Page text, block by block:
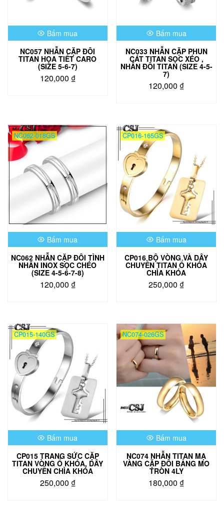
chọn
trên
trang
sản
phẩm
chọn
trên
sản
phẩm
Bấm mua
NC057 NHẪN CẶP ĐÔI
TITAN HỌA TIẾT CARO
(SIZE 5-6-7)
120,000 ₫
có
nhiều
Các
tùy
chọn
có
thể
được
chọn
trên
trang
sản
phẩm
Bấm mua
NC033 NHẪN CẶP PHUN
CÁT TITAN SỌC XÉO ,
NHẪN ĐÔI TITAN (SIZE 4-5-
7)
120,000 ₫
có
nhiều
biến
thể.
Các
tùy
chọn
có
thể
được
chọn
trên
sản
phẩm
NC062-018GS
Bấm mua
NC062 NHẪN CẶP ĐÔI TÌNH
NHÂN INOX SỌC CHÉO
(SIZE 4-5-6-7-8)
120,000 ₫
có
nhiều
biến
thể.
Các
tùy
chọn
có
thể
được
chọn
trên
sản
phẩm
CP016-165GS
Bấm mua
CP016 BỘ VÒNG VÀ DÂY
CHUYỀN TITAN Ổ KHÓA
CHÌA KHÓA
250,000 ₫
CP015-140GS
Bấm mua
CP015 TRANG SỨC CẶP
TITAN VÒNG Ổ KHÓA, DÂY
CHUYỀN CHÌA KHÓA
250,000 ₫
NC074-026GS
Bấm mua
NC074 NHẪN TITAN MẠ
VÀNG CẶP ĐÔI BẢNG MO
TRÒN 4LY
180,000 ₫